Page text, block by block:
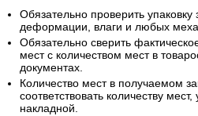
Обязательно проверить
деформации, влаги и любых
Обязательно сверить
мест с количеством мест в
документах.
Количество мест в получаемом
соответствовать количеству
накладной.